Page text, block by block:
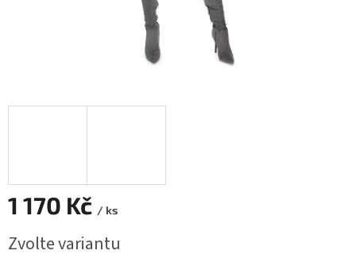
1 170 Kč / ks
cena:
Zvolte variantu